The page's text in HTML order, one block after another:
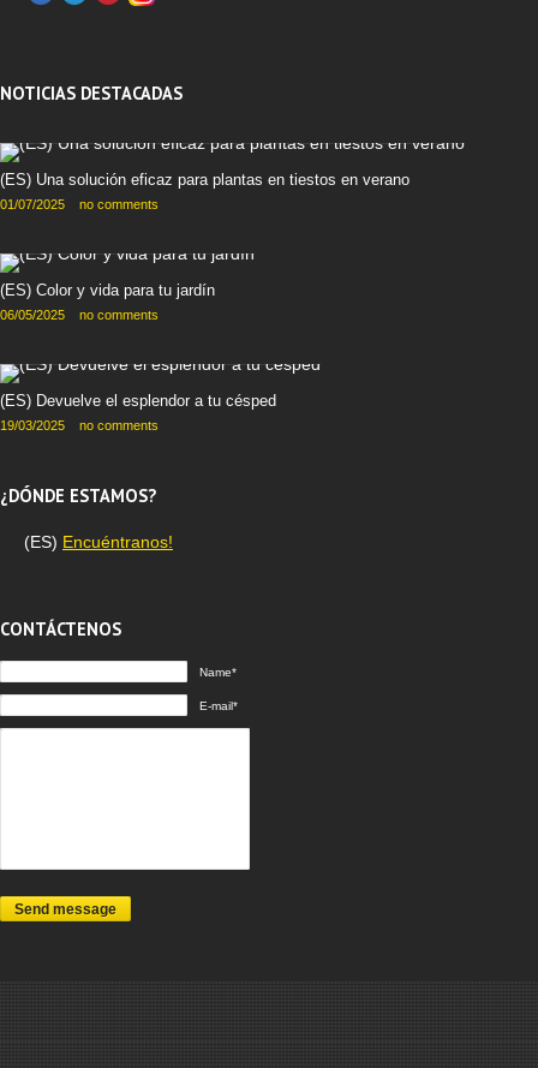
NOTICIAS DESTACADAS
(ES) Una solución eficaz para plantas en tiestos en verano
01/07/2025 no comments
(ES) Color y vida para tu jardín
06/05/2025 no comments
(ES) Devuelve el esplendor a tu césped
19/03/2025 no comments
¿DÓNDE ESTAMOS?
(ES) Encuéntranos!
CONTÁCTENOS
Name*
E-mail*
Send message